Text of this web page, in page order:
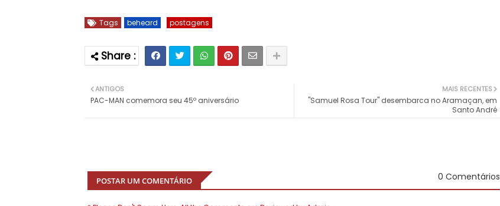
Tags beheard postagens
MAIS RECENTES
"Samuel Rosa Tour" desembarca no Aramaçan, em
Santo André
ANTIGOS
PAC-MAN comemora seu 45⁠º aniversário
POSTAR UM COMENTÁRIO 0 Comentários